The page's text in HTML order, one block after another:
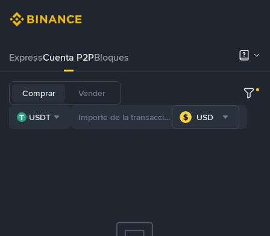
ExpressCuenta P2PBloques
Comprar Vender
USDT USD